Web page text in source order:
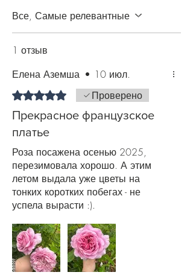
хорошенько подкормите розу.
(навоз или торф). За пару недель до
чтобы многолетник подготовился к
зиме. Также рекомендуем в течение
производить профилактическую
обработку против болезней и
вредителей.
Все, Самые релевантные
1 отзыв
Елена Аземша • 10 июл.
Оценка: 5 из 5 звезд.Проверено
Прекрасное французское
платье
Роза посажена осенью 2025,
перезимовала хорошо. А этим
летом выдала уже цветы на
тонких коротких побегах - не
успела вырасти :).